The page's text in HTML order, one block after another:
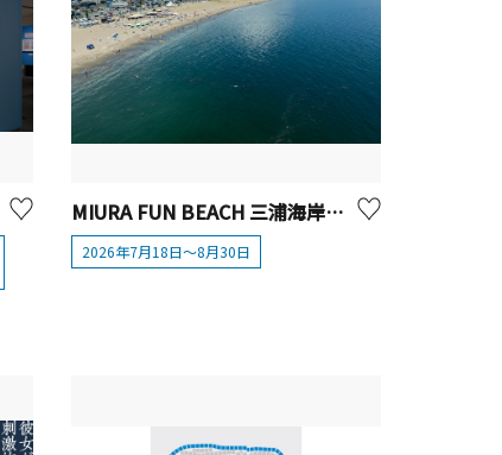
MIURA FUN BEACH 三浦海岸（三浦海岸海水浴場）
2026年7月18日～8月30日